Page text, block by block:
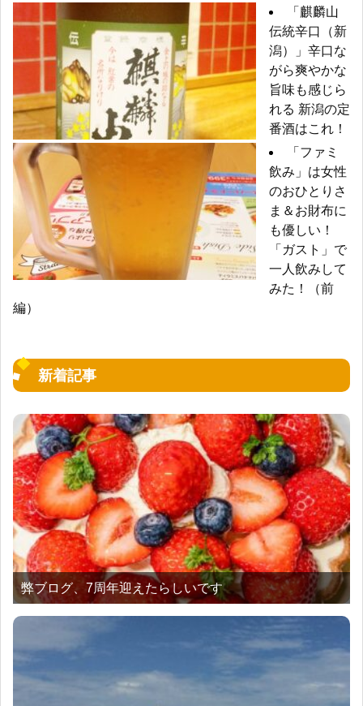
「麒麟山
伝統辛口（新
潟）」辛口な
がら爽やかな
旨味も感じら
れる 新潟の定
番酒はこれ！
「ファミ
飲み」は女性
のおひとりさ
ま＆お財布に
も優しい！
「ガスト」で
一人飲みして
みた！（前
編）
新着記事
弊ブログ、7周年迎えたらしいです